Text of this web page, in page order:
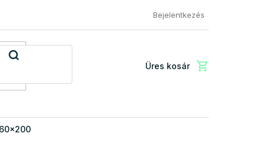
a EXCLUSIVE Reklamácio és áru visszaküldése
Bejelentkezés
Kosár
Üres kosár